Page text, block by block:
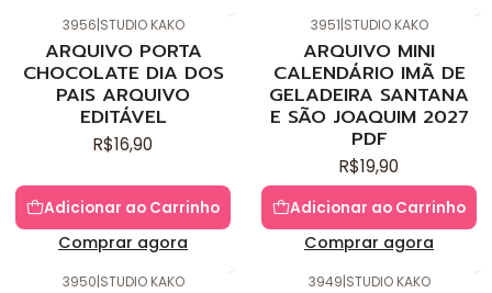
3956|STUDIO KAKO
ARQUIVO PORTA
CHOCOLATE DIA DOS
PAIS ARQUIVO
EDITÁVEL
R$16,90
Adicionar ao Carrinho
Comprar agora
3951|STUDIO KAKO
ARQUIVO MINI
CALENDÁRIO IMÃ DE
GELADEIRA SANTANA
E SÃO JOAQUIM 2027
PDF
R$19,90
Adicionar ao Carrinho
Comprar agora
3950|STUDIO KAKO 3949|STUDIO KAKO